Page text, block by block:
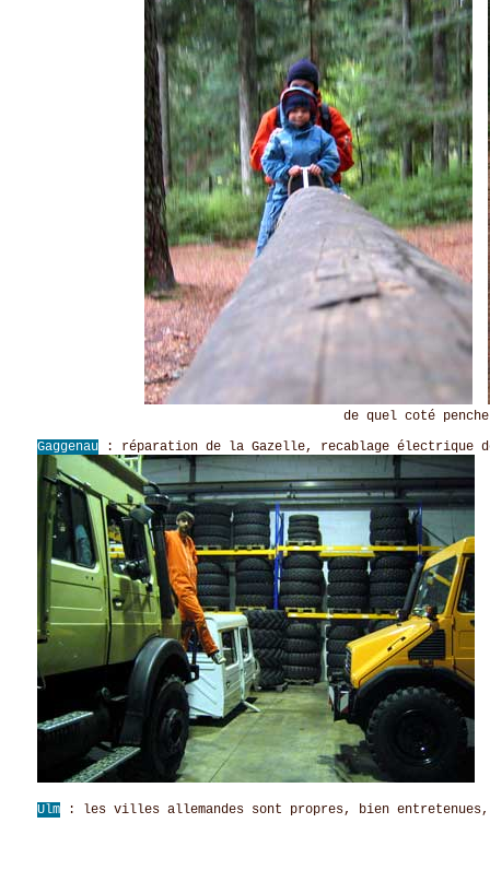
de quel coté penche le
Gaggenau : réparation de la Gazelle, recablage électrique
Ulm : les villes allemandes sont propres, bien